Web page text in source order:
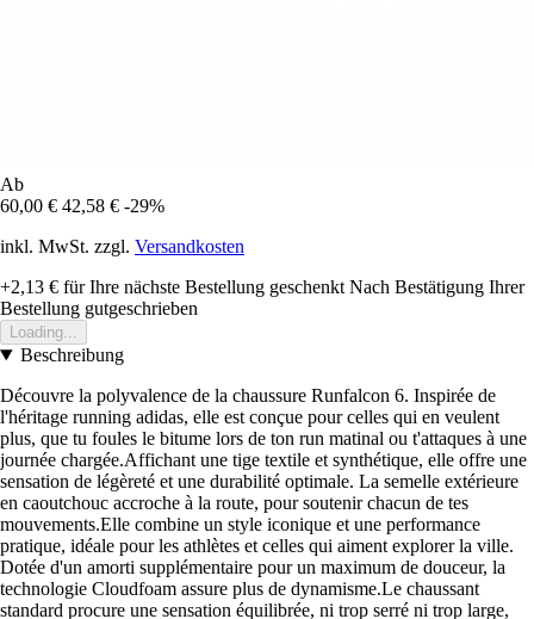
Ab
60,00 € 42,58 € -29%
inkl. MwSt. zzgl. Versandkosten
+2,13 € für Ihre nächste Bestellung geschenkt Nach Bestätigung Ihrer
Bestellung gutgeschrieben
Loading...
Beschreibung
Découvre la polyvalence de la chaussure Runfalcon 6. Inspirée de
l'héritage running adidas, elle est conçue pour celles qui en veulent
plus, que tu foules le bitume lors de ton run matinal ou t'attaques à une
journée chargée.Affichant une tige textile et synthétique, elle offre une
sensation de légèreté et une durabilité optimale. La semelle extérieure
en caoutchouc accroche à la route, pour soutenir chacun de tes
mouvements.Elle combine un style iconique et une performance
pratique, idéale pour les athlètes et celles qui aiment explorer la ville.
Dotée d'un amorti supplémentaire pour un maximum de douceur, la
technologie Cloudfoam assure plus de dynamisme.Le chaussant
standard procure une sensation équilibrée, ni trop serré ni trop large,